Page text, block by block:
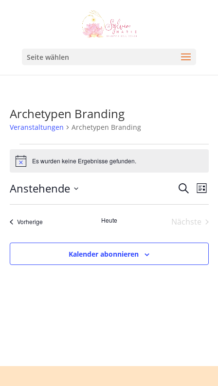
Seite wählen
Archetypen Branding
Veranstaltungen Archetypen Branding
HinweisEs wurden keine Ergebnisse gefunden.
Suche
und
SucheListe
Anstehende
Datum
wählen.
VorherigeVeranstaltungen Heute
Nächste
Kalender abonnieren